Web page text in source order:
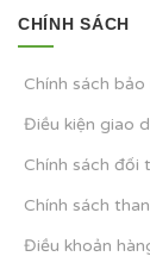
CHÍNH SÁCH
Chính sách
Điều kiện giao
Chính sách đối
Chính sách
Điều khoản